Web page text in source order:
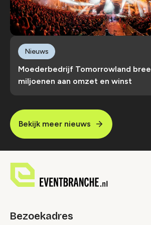
Moederbedrijf Tomorrowland
miljoenen aan omzet en winst
Nieuws
Bekijk meer nieuws
Bezoekadres